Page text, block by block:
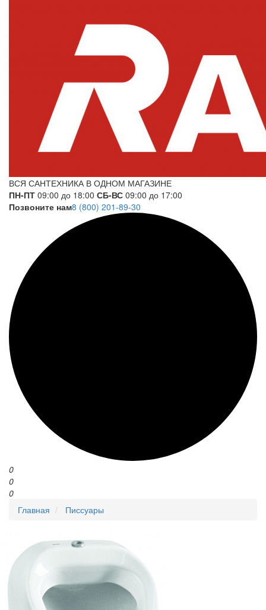
ВСЯ САНТЕХНИКА В ОДНОМ МАГАЗИНЕ
ПН-ПТ 09:00 до 18:00 СБ-ВС 09:00 до 17:00
Позвоните нам8 (800) 201-89-30
0
0
0
Главная
Писсуары